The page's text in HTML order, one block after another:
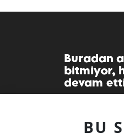
Buradan
bitmiyor,
devam
BU